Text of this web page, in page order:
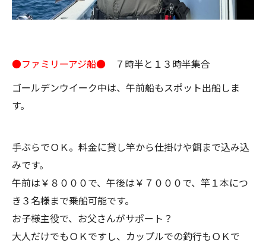
●ファミリーアジ船● ７時半と１３時半集合
ゴールデンウイーク中は、午前船もスポット出船しま
す。
手ぶらでＯＫ。料金に貸し竿から仕掛けや餌まで込み込
みです。
午前は￥８０００で、午後は￥７０００で、竿１本につ
き３名様まで乗船可能です。
お子様主役で、お父さんがサポート？
大人だけでもＯＫですし、カップルでの釣行もＯＫで